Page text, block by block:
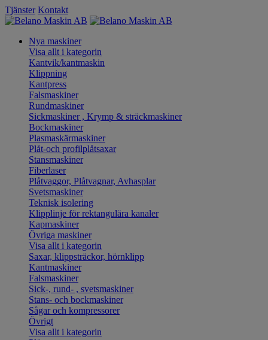
Tjänster Kontakt
Nya maskiner
Visa allt i kategorin
Kantvik/kantmaskin
Klippning
Kantpress
Falsmaskiner
Rundmaskiner
Sickmaskiner , Krymp & sträckmaskiner
Bockmaskiner
Plasmaskärmaskiner
Plåt-och profilplåtsaxar
Stansmaskiner
Fiberlaser
Plåtvaggor, Plåtvagnar, Avhasplar
Svetsmaskiner
Teknisk isolering
Klipplinje för rektangulära kanaler
Kapmaskiner
Övriga maskiner
Visa allt i kategorin
Saxar, klippsträckor, hörnklipp
Kantmaskiner
Falsmaskiner
Sick-, rund- , svetsmaskiner
Stans- och bockmaskiner
Sågar och kompressorer
Övrigt
Visa allt i kategorin